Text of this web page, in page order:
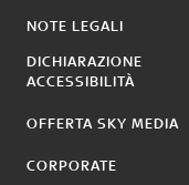
NOTE LEGALI
DICHIARAZIONE
ACCESSIBILITÀ
OFFERTA SKY MEDIA
CORPORATE